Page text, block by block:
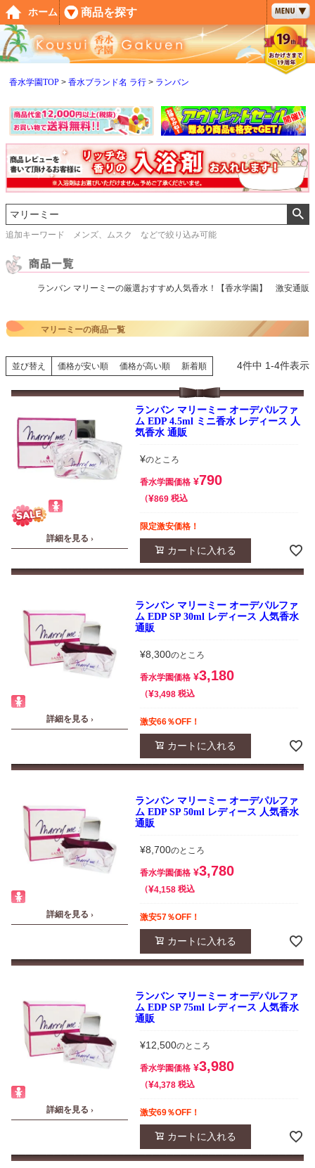
香水学園TOP 香水ブランド名 ラ行 ランバン
追加キーワード メンズ、ムスク などで絞り込み可能
ランバン マリーミーの厳選おすすめ人気香水！【香水学園】 激安通販
マリーミーの商品一覧
並び替え 価格が安い順 価格が高い順 新着順 4件中 1-4件表示
詳細を見る ›
ランバン マリーミー オーデパルファ
ム EDP 4.5ml ミニ香水 レディース 人
気香水 通販
¥のところ
香水学園価格 ¥790
¥869 税込
限定激安価格！
カートに入れる
詳細を見る ›
ランバン マリーミー オーデパルファ
ム EDP SP 30ml レディース 人気香水
通販
¥8,300のところ
香水学園価格 ¥3,180
¥3,498 税込
激安66％OFF！
カートに入れる
詳細を見る ›
ランバン マリーミー オーデパルファ
ム EDP SP 50ml レディース 人気香水
通販
¥8,700のところ
香水学園価格 ¥3,780
¥4,158 税込
激安57％OFF！
カートに入れる
詳細を見る ›
ランバン マリーミー オーデパルファ
ム EDP SP 75ml レディース 人気香水
通販
¥12,500のところ
香水学園価格 ¥3,980
¥4,378 税込
激安69％OFF！
カートに入れる
ペー
ジト
ップ
へ
ホーム 商品を探す